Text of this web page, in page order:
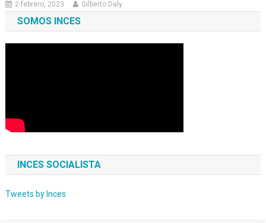
2 febrero, 2023 Gilberto Daly
SOMOS INCES
INCES SOCIALISTA
Tweets by Inces